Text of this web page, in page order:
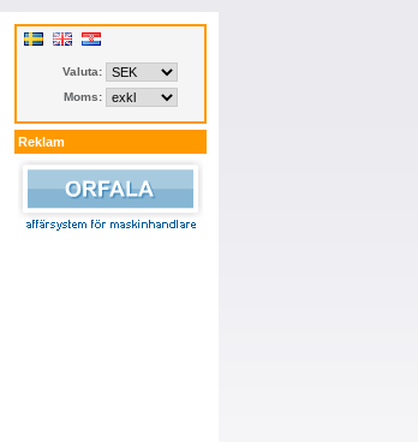
Valuta:
Moms:
Reklam